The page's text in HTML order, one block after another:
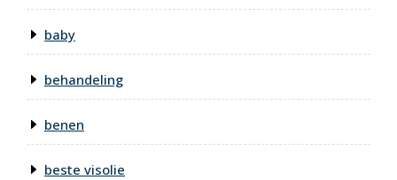
baby
behandeling
benen
beste visolie